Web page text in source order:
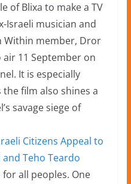
of Blixa to make a TV
Israeli musician and
Within member, Dror
air 11 September on
It is especially
film also shines a
savage siege of
Citizens Appeal to
and Teho Teardo
for all peoples. One